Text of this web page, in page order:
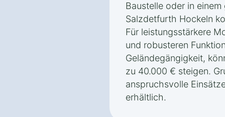
Baustelle oder in
Salzdetfurth Hockeln
Für leistungsstärkere
und robusteren
Geländegängigkeit,
zu 40.000 € steigen.
anspruchsvolle
erhältlich.